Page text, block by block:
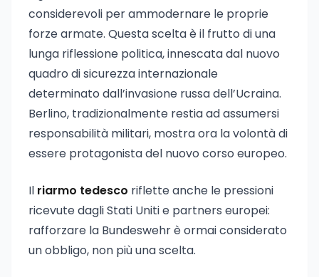
considerevoli per ammodernare le proprie
forze armate. Questa scelta è il frutto di una
lunga riflessione politica, innescata dal nuovo
quadro di sicurezza internazionale
determinato dall’invasione russa dell’Ucraina.
Berlino, tradizionalmente restia ad assumersi
responsabilità militari, mostra ora la volontà di
essere protagonista del nuovo corso europeo.
Il riarmo tedesco riflette anche le pressioni
ricevute dagli Stati Uniti e partners europei:
rafforzare la Bundeswehr è ormai considerato
un obbligo, non più una scelta.